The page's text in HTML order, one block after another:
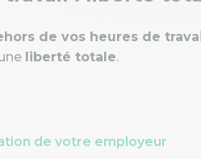
de vos heures de
liberté totale.
de votre employeur